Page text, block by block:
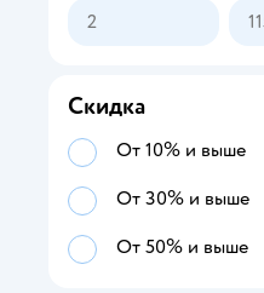
Скидка
От 10% и выше
От 30% и выше
От 50% и выше